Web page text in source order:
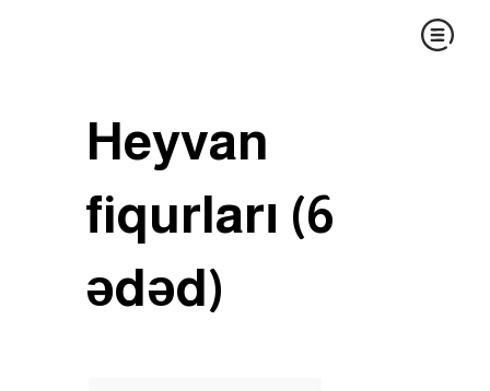
Heyvan
fiqurları (6
ədəd)